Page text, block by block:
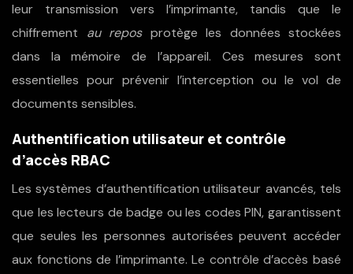
leur transmission vers l’imprimante, tandis que le
chiffrement au repos protège les données stockées
dans la mémoire de l’appareil. Ces mesures sont
essentielles pour prévenir l’interception ou le vol de
documents sensibles.
Authentification utilisateur et contrôle
d’accès RBAC
Les systèmes d’authentification utilisateur avancés, tels
que les lecteurs de badge ou les codes PIN, garantissent
que seules les personnes autorisées peuvent accéder
aux fonctions de l’imprimante. Le contrôle d’accès basé